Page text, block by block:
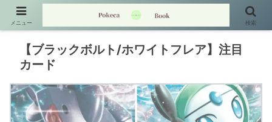
【ブラックボルト/ホワイトフレア】注目
カード
メニュー 検索